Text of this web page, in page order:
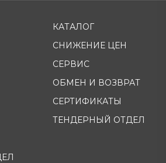
КАТАЛОГ
СНИЖЕНИЕ ЦЕН
СЕРВИС
ОБМЕН И ВОЗВРАТ
СЕРТИФИКАТЫ
ТЕНДЕРНЫЙ ОТДЕЛ